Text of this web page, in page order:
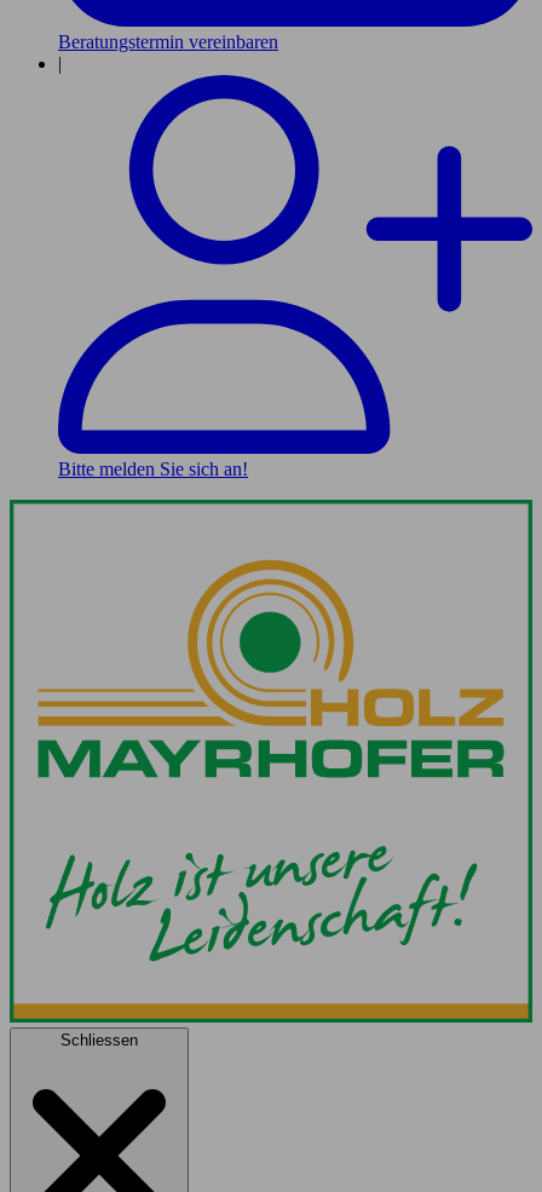
Beratungstermin vereinbaren
|
Bitte melden Sie sich an!
Schliessen